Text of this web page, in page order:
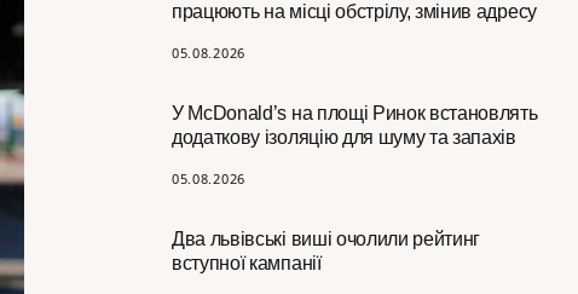
працюють на місці обстрілу, змінив адресу
05.08.2026
У McDonald’s на площі Ринок встановлять
додаткову ізоляцію для шуму та запахів
05.08.2026
Два львівські виші очолили рейтинг
вступної кампанії